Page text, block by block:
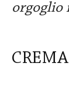
orgoglio